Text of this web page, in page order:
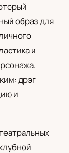
образ для
и
дрэг
и